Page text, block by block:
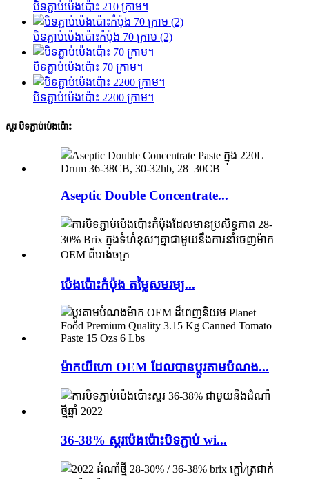
បិទភ្ជាប់ប៉េងប៉ោះ 210 ក្រាម។
បិទភ្ជាប់ប៉េងប៉ោះកំប៉ុង 70 ក្រាម (2)
បិទភ្ជាប់ប៉េងប៉ោះ 70 ក្រាម។
បិទភ្ជាប់ប៉េងប៉ោះ 2200 ក្រាម។
ស្គរ បិទភ្ជាប់ប៉េងប៉ោះ
Aseptic Double Concentrate...
ប៉េងប៉ោះកំប៉ុង តម្លៃសមរម្យ...
ម៉ាកយីហោ OEM ដែលបានប្ដូរតាមបំណង...
36-38% ស្គរប៉េងប៉ោះបិទភ្ជាប់ wi...